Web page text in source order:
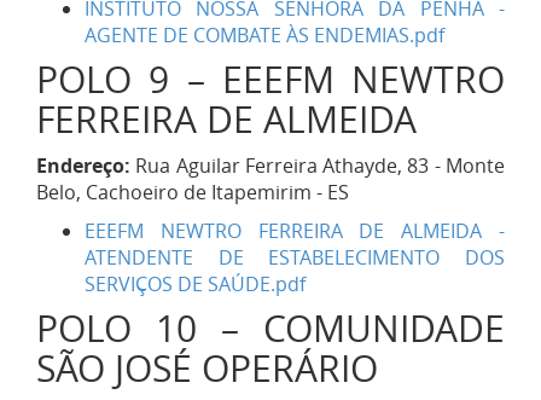
INSTITUTO NOSSA SENHORA DA PENHA -
AGENTE DE COMBATE ÀS ENDEMIAS.pdf
POLO 9 – EEEFM NEWTRO
FERREIRA DE ALMEIDA
Endereço: Rua Aguilar Ferreira Athayde, 83 - Monte
Belo, Cachoeiro de Itapemirim - ES
EEEFM NEWTRO FERREIRA DE ALMEIDA -
ATENDENTE DE ESTABELECIMENTO DOS
SERVIÇOS DE SAÚDE.pdf
POLO 10 – COMUNIDADE
SÃO JOSÉ OPERÁRIO